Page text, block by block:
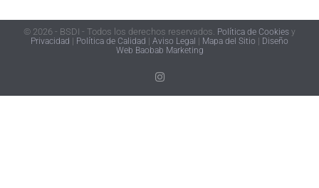
© 2026 - BSDI - Todos los derechos reservados. Política de Cookies y
Privacidad
Política de Calidad Aviso Legal Mapa del Sitio
Diseño
Web Baobab Marketing